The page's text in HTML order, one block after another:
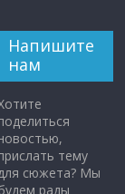
Напишите
нам
тему
сюжета? Мы
рады